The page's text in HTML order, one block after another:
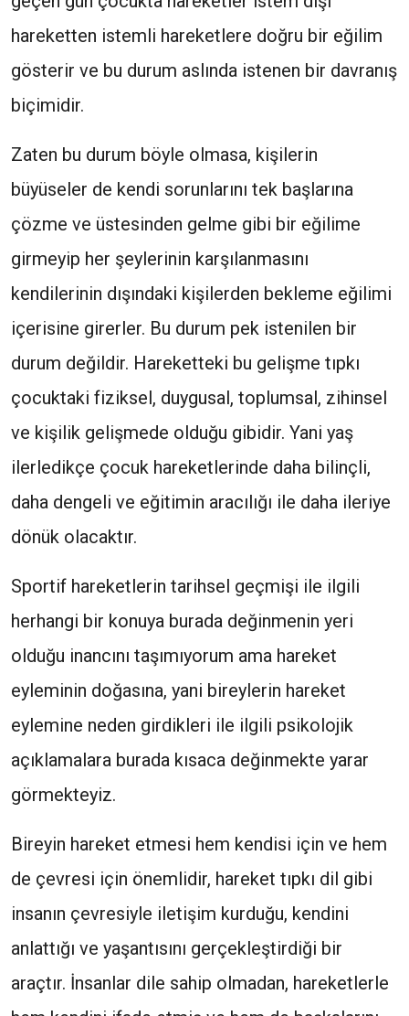
hareketten istemli hareketlere doğru bir eğilim
gösterir ve bu durum aslında istenen bir davranış
biçimidir.
Zaten bu durum böyle olmasa, kişilerin
büyüseler de kendi sorunlarını tek başlarına
çözme ve üstesinden gelme gibi bir eğilime
girmeyip her şeylerinin karşılanmasını
kendilerinin dışındaki kişilerden bekleme eğilimi
içerisine girerler. Bu durum pek istenilen bir
durum değildir. Hareketteki bu gelişme tıpkı
çocuktaki fiziksel, duygusal, toplumsal, zihinsel
ve kişilik gelişmede olduğu gibidir. Yani yaş
ilerledikçe çocuk hareketlerinde daha bilinçli,
daha dengeli ve eğitimin aracılığı ile daha ileriye
dönük olacaktır.
Sportif hareketlerin tarihsel geçmişi ile ilgili
herhangi bir konuya burada değinmenin yeri
olduğu inancını taşımıyorum ama hareket
eyleminin doğasına, yani bireylerin hareket
eylemine neden girdikleri ile ilgili psikolojik
açıklamalara burada kısaca değinmekte yarar
görmekteyiz.
Bireyin hareket etmesi hem kendisi için ve hem
de çevresi için önemlidir, hareket tıpkı dil gibi
insanın çevresiyle iletişim kurduğu, kendini
anlattığı ve yaşantısını gerçekleştirdiği bir
araçtır. İnsanlar dile sahip olmadan, hareketlerle